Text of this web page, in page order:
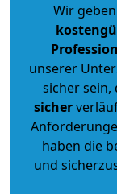
Wir
unserer
sicher sein,
sicher
haben die
und